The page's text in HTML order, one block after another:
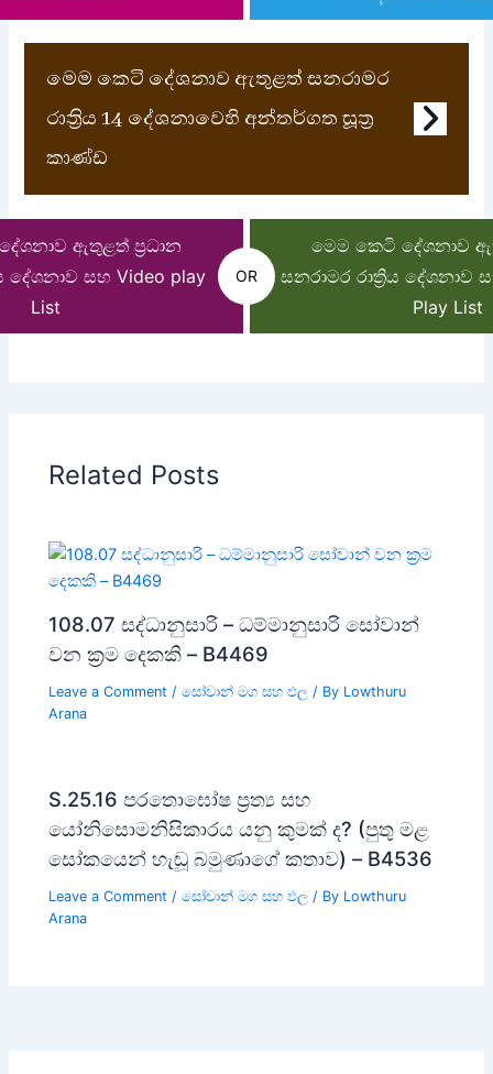
මෙම කෙටි දේශනාව ඇතුළත් සනරාමර
රාත්‍රිය 14 දේශනා‍‍වෙහි අන්තර්ගත සූත්‍ර
කාණ්ඩ
ඇතුළත් ප්‍රධාන
දේශනාව සහ Video play
List
OR
මෙම කෙටි දේශනාව
සනරාමර රාත්‍රිය දේශනාව
Play List
Related Posts
108.07 සද්ධානුසාරි – ධම්මානුසාරි සෝවාන්
වන ක්‍රම දෙකකි – B4469
Leave a Comment /සෝවාන් මග සහ ඵල / By Lowthuru
Arana
S.25.16 පරතොඝෝෂ ප්‍රත්‍ය සහ
යෝනිසොමනිසිකාරය යනු කුමක් ද? (පුතු මළ
සෝකයෙන් හැඬූ බමුණාගේ කතාව) – B4536
Leave a Comment /සෝවාන් මග සහ ඵල / By Lowthuru
Arana